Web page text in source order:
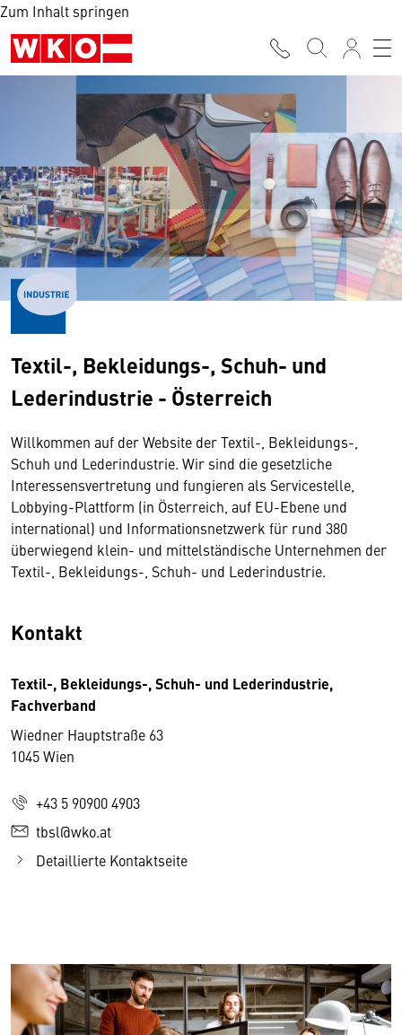
Zum Inhalt springen
Textil-, Bekleidungs-, Schuh- und
Lederindustrie - Österreich
Willkommen auf der Website der Textil-, Bekleidungs-,
Schuh und Lederindustrie. Wir sind die gesetzliche
Interessensvertretung und fungieren als Servicestelle,
Lobbying-Plattform (in Österreich, auf EU-Ebene und
international) und Informationsnetzwerk für rund 380
überwiegend klein- und mittelständische Unternehmen der
Textil-, Bekleidungs-, Schuh- und Lederindustrie.
Kontakt
Textil-, Bekleidungs-, Schuh- und Lederindustrie,
Fachverband
Wiedner Hauptstraße 63
1045 Wien
+43 5 90900 4903
tbsl@wko.at
Detaillierte Kontaktseite